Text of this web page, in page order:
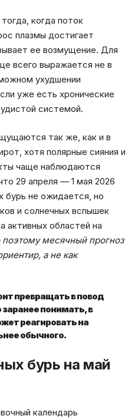
когда поток
плазмы достигает
ее возмущение. Для
всего выражается не в
ухудшении
уже есть хронические
системой.
так же, как и в
хотя полярные сияния и
чаще наблюдаются
что 29 апреля — 1 мая 2026
бурь не ожидается, но
и солнечных вспышек
активных областей на
месячный прогноз
а не как
превращать в повод
понимать, в
реагировать на
обычного.
бурь на май
календарь